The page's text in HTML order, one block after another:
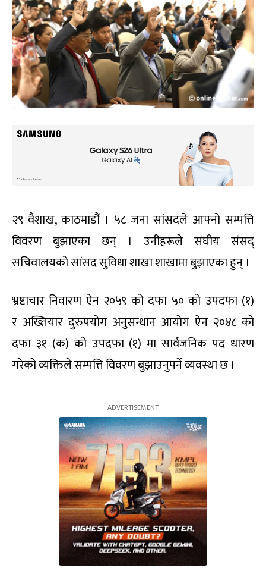
२९ वैशाख, काठमाडौं । ५८ जना सांसदले आफ्नो सम्पत्ति
विवरण बुझाएका छन् । उनीहरूले संघीय संसद्
सचिवालयको सांसद सुविधा शाखा शाखामा बुझाएका हुन् ।
भ्रष्टाचार निवारण ऐन २०५९ को दफा ५० को उपदफा (१)
र अख्तियार दुरुपयोग अनुसन्धान आयोग ऐन २०४८ को
दफा ३१ (क) को उपदफा (१) मा सार्वजनिक पद धारण
गरेको व्यक्तिले सम्पत्ति विवरण बुझाउनुपर्ने व्यवस्था छ ।